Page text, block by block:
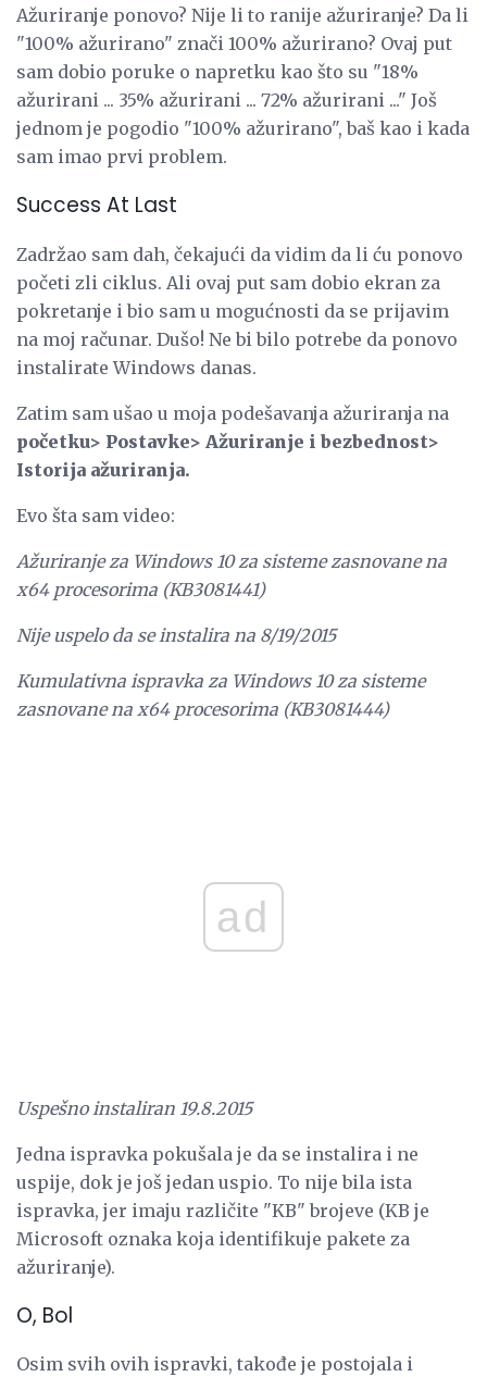
Ažuriranje ponovo? Nije li to ranije ažuriranje? Da li
"100% ažurirano" znači 100% ažurirano? Ovaj put
sam dobio poruke o napretku kao što su "18%
ažurirani ... 35% ažurirani ... 72% ažurirani ..." Još
jednom je pogodio "100% ažurirano", baš kao i kada
sam imao prvi problem.
Success At Last
Zadržao sam dah, čekajući da vidim da li ću ponovo
početi zli ciklus. Ali ovaj put sam dobio ekran za
pokretanje i bio sam u mogućnosti da se prijavim
na moj računar. Dušo! Ne bi bilo potrebe da ponovo
instalirate Windows danas.
Zatim sam ušao u moja podešavanja ažuriranja na
početku> Postavke> Ažuriranje i bezbednost>
Istorija ažuriranja.
Evo šta sam video:
Ažuriranje za Windows 10 za sisteme zasnovane na
x64 procesorima (KB3081441)
Nije uspelo da se instalira na 8/19/2015
Kumulativna ispravka za Windows 10 za sisteme
zasnovane na x64 procesorima (KB3081444)
ad
Uspešno instaliran 19.8.2015
Jedna ispravka pokušala je da se instalira i ne
uspije, dok je još jedan uspio. To nije bila ista
ispravka, jer imaju različite "KB" brojeve (KB je
Microsoft oznaka koja identifikuje pakete za
ažuriranje).
O, Bol
Osim svih ovih ispravki, takođe je postojala i